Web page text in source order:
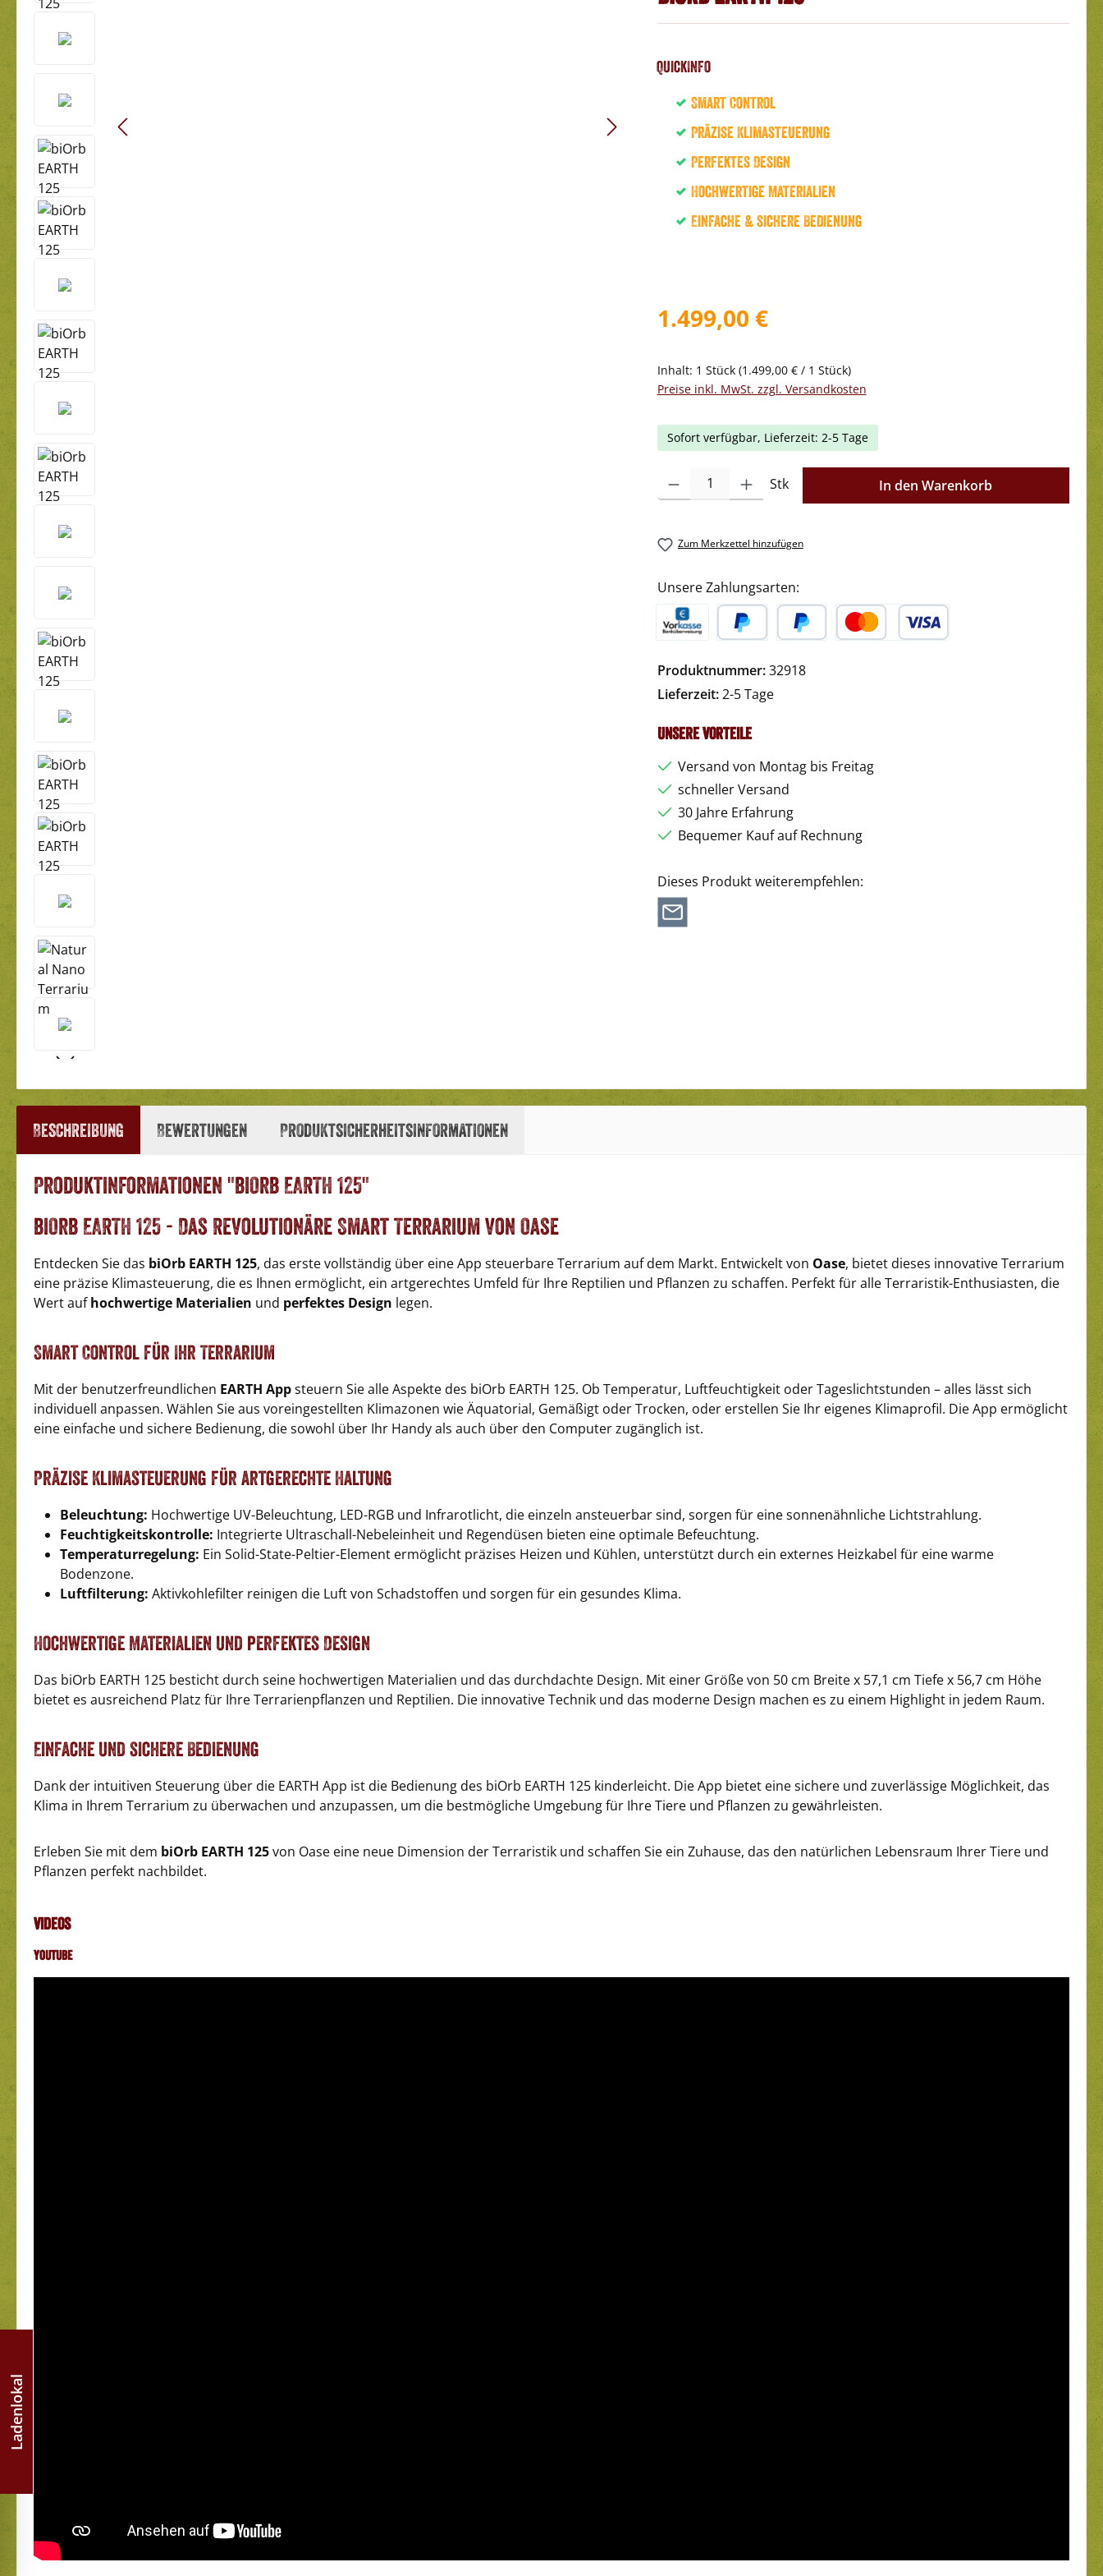
QuickInfo
Smart Control
Präzise Klimasteuerung
Perfektes Design
Hochwertige Materialien
Einfache & sichere Bedienung
1.499,00 €
Inhalt: 1 Stück (1.499,00 € / 1 Stück)
Preise inkl. MwSt. zzgl. Versandkosten
Sofort verfügbar, Lieferzeit: 2-5 Tage
Produkt Anzahl: Gib den gewünschten Wert ein oder benutze die
Stk In den Warenkorb
Zum Merkzettel hinzufügen
Unsere Zahlungsarten:
Produktnummer:32918
Lieferzeit:2-5 Tage
Unsere Vorteile
Versand von Montag bis Freitag
schneller Versand
30 Jahre Erfahrung
Bequemer Kauf auf Rechnung
Dieses Produkt weiterempfehlen:
Beschreibung Bewertungen Produktsicherheitsinformationen
Produktinformationen "biOrb EARTH 125"
biOrb EARTH 125 - Das Revolutionäre Smart Terrarium von Oase
Entdecken Sie das biOrb EARTH 125, das erste vollständig über eine App steuerbare Terrarium auf dem Markt. Entwickelt von Oase, bietet dieses innovative Terrarium
eine präzise Klimasteuerung, die es Ihnen ermöglicht, ein artgerechtes Umfeld für Ihre Reptilien und Pflanzen zu schaffen. Perfekt für alle Terraristik-Enthusiasten, die
Wert aufhochwertige Materialien und perfektes Design legen.
Smart Control für Ihr Terrarium
Mit der benutzerfreundlichen EARTH Appsteuern Sie alle Aspekte des biOrb EARTH 125. Ob Temperatur, Luftfeuchtigkeit oder Tageslichtstunden – alles lässt sich
individuell anpassen. Wählen Sie aus voreingestellten Klimazonen wie Äquatorial, Gemäßigt oder Trocken, oder erstellen Sie Ihr eigenes Klimaprofil. Die App ermöglicht
eine einfache und sichere Bedienung, die sowohl über Ihr Handy als auch über den Computer zugänglich ist.
Präzise Klimasteuerung für artgerechte Haltung
Beleuchtung: Hochwertige UV-Beleuchtung, LED-RGB und Infrarotlicht, die einzeln ansteuerbar sind, sorgen für eine sonnenähnliche Lichtstrahlung.
Feuchtigkeitskontrolle: Integrierte Ultraschall-Nebeleinheit und Regendüsen bieten eine optimale Befeuchtung.
Temperaturregelung: Ein Solid-State-Peltier-Element ermöglicht präzises Heizen und Kühlen, unterstützt durch ein externes Heizkabel für eine warme
Bodenzone.
Luftfilterung: Aktivkohlefilter reinigen die Luft von Schadstoffen und sorgen für ein gesundes Klima.
Hochwertige Materialien und perfektes Design
Das biOrb EARTH 125 besticht durch seine hochwertigen Materialien und das durchdachte Design. Mit einer Größe von 50 cm Breite x 57,1 cm Tiefe x 56,7 cm Höhe
bietet es ausreichend Platz für Ihre Terrarienpflanzen und Reptilien. Die innovative Technik und das moderne Design machen es zu einem Highlight in jedem Raum.
Einfache und sichere Bedienung
Dank der intuitiven Steuerung über die EARTH App ist die Bedienung des biOrb EARTH 125 kinderleicht. Die App bietet eine sichere und zuverlässige Möglichkeit, das
Klima in Ihrem Terrarium zu überwachen und anzupassen, um die bestmögliche Umgebung für Ihre Tiere und Pflanzen zu gewährleisten.
Erleben Sie mit dem biOrb EARTH 125von Oase eine neue Dimension der Terraristik und schaffen Sie ein Zuhause, das den natürlichen Lebensraum Ihrer Tiere und
Pflanzen perfekt nachbildet.
Videos
YouTube
Ladenlokal